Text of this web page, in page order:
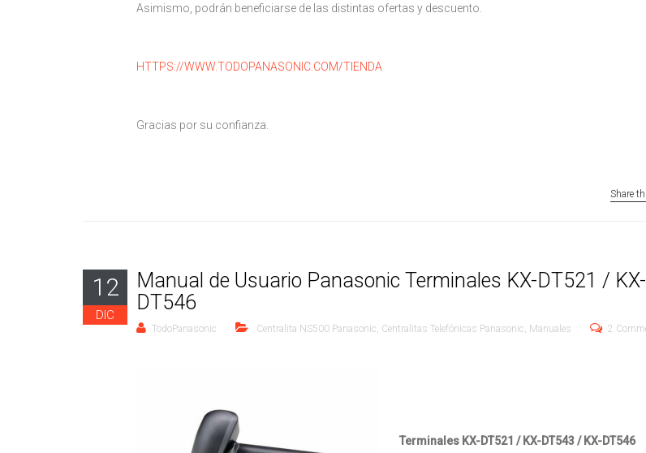
Asimismo, podrán beneficiarse de las distintas ofertas y descuento.
HTTPS://WWW.TODOPANASONIC.COM/TIENDA
Gracias por su confianza.
Share
12
DIC
Manual de Usuario Panasonic Terminales KX-DT521 /
DT546
TodoPanasonic Centralita NS500 Panasonic, Centralitas Telefónicas Panasonic, Manuales 2
Terminales KX-DT521 / KX-DT543 / KX-DT546